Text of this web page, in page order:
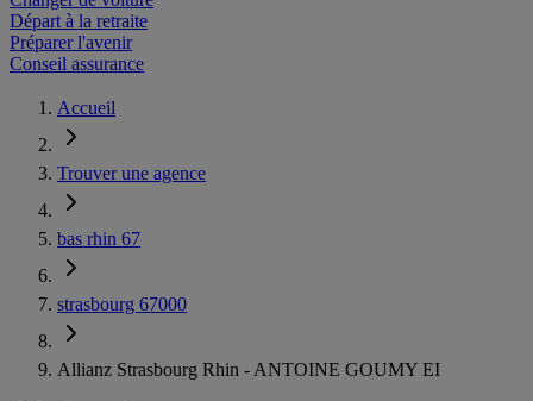
Départ à la retraite
Préparer l'avenir
Conseil assurance
Accueil
Trouver une agence
bas rhin 67
strasbourg 67000
Allianz Strasbourg Rhin - ANTOINE GOUMY EI